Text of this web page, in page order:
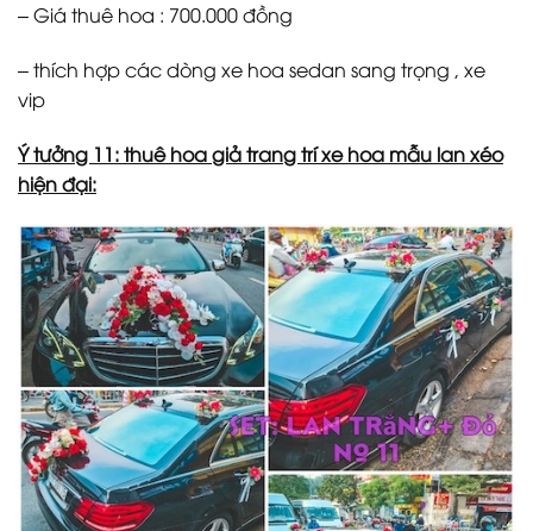
– Giá thuê hoa : 700.000 đồng
– thích hợp các dòng xe hoa sedan sang trọng , xe
vip
Ý tưởng 11: thuê hoa giả trang trí xe hoa mẫu lan xéo
hiện đại: